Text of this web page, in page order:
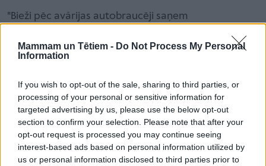
Mammam un Tētiem - Do Not Process My Personal
Information
If you wish to opt-out of the sale, sharing to third parties, or
processing of your personal or sensitive information for
targeted advertising by us, please use the below opt-out
section to confirm your selection. Please note that after your
opt-out request is processed you may continue seeing
interest-based ads based on personal information utilized by
us or personal information disclosed to third parties prior to
"Bieži pēc avārijas autobraucēji saņem
iespējas lētāk un to uzreiz pārdod. Diemžēl jaunajam
finanšu zaudējumus. Tāpat jāņem vērā, ka
pārvietošanās ar šādu auto ceļu satiksmē var nebūt
droša," saka "carVertical" auto nozares eksperts
Mats Buzelis (Matas Buzelis).